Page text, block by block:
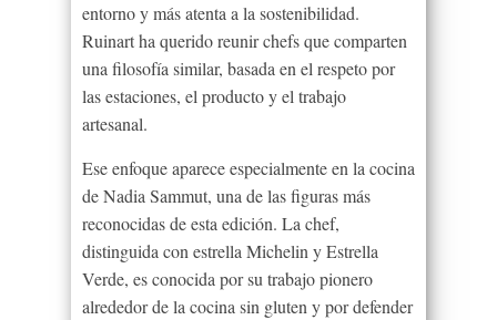
entorno y más atenta a la sostenibilidad.
Ruinart ha querido reunir chefs que comparten
una filosofía similar, basada en el respeto por
las estaciones, el producto y el trabajo
artesanal.
Ese enfoque aparece especialmente en la cocina
de Nadia Sammut, una de las figuras más
reconocidas de esta edición. La chef,
distinguida con estrella Michelin y Estrella
Verde, es conocida por su trabajo pionero
alrededor de la cocina sin gluten y por defender